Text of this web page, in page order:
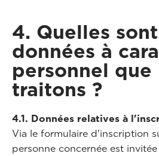
4. Quelles
données à
personnel que
traitons ?
4.1. Données relatives à
Via le formulaire d'inscription
personne concernée est